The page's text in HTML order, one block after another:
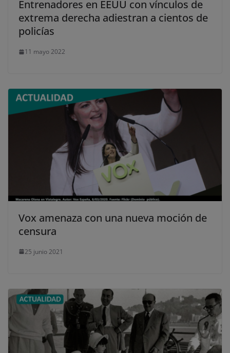
Entrenadores en EEUU con vínculos de
extrema derecha adiestran a cientos de
policías
11 mayo 2022
Vox amenaza con una nueva moción de
censura
25 junio 2021